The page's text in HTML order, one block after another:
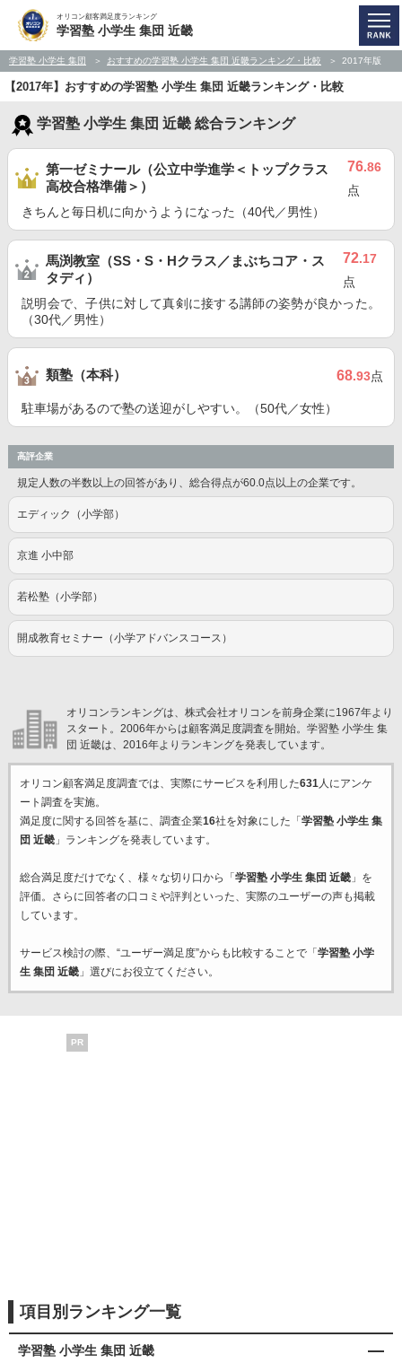
オリコン顧客満足度ランキング
学習塾 小学生 集団 近畿
学習塾 小学生 集団 おすすめの学習塾 小学生 集団 近畿ランキング・比較 2017年版
【2017年】おすすめの学習塾 小学生 集団 近畿ランキング・比較
学習塾 小学生 集団 近畿 総合ランキング
第一ゼミナール（公立中学進学＜トップクラス
高校合格準備＞）
76.86
点
きちんと毎日机に向かうようになった（40代／男性）
馬渕教室（SS・S・Hクラス／まぶちコア・ス
タディ）
72.17
点
説明会で、子供に対して真剣に接する講師の姿勢が良かった。
（30代／男性）
類塾（本科） 68.93点
駐車場があるので塾の送迎がしやすい。（50代／女性）
高評企業
規定人数の半数以上の回答があり、総合得点が60.0点以上の企業です。
エディック（小学部）
京進 小中部
若松塾（小学部）
開成教育セミナー（小学アドバンスコース）
オリコンランキングは、株式会社オリコンを前身企業に1967年より
スタート。2006年からは顧客満足度調査を開始。学習塾 小学生 集
団 近畿は、2016年よりランキングを発表しています。
オリコン顧客満足度調査では、実際にサービスを利用した631人にアンケ
ート調査を実施。
満足度に関する回答を基に、調査企業16社を対象にした「 学習塾 小学生 集
団 近畿」ランキングを発表しています。
総合満足度だけでなく、様々な切り口から「 学習塾 小学生 集団 近畿」を
評価。さらに回答者の口コミや評判といった、実際のユーザーの声も掲載
しています。
サービス検討の際、“ユーザー満足度”からも比較することで「 学習塾 小学
生 集団 近畿」選びにお役立てください。
PR
項目別ランキング一覧
学習塾 小学生 集団 近畿